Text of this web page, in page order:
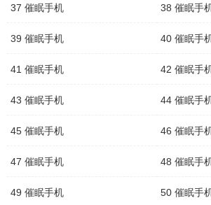
37 催眠手机 38 催眠手
39 催眠手机 40 催眠手
41 催眠手机 42 催眠手
43 催眠手机 44 催眠手
45 催眠手机 46 催眠手
47 催眠手机 48 催眠手
49 催眠手机 50 催眠手